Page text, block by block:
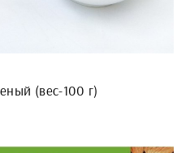
(вес-100 г)